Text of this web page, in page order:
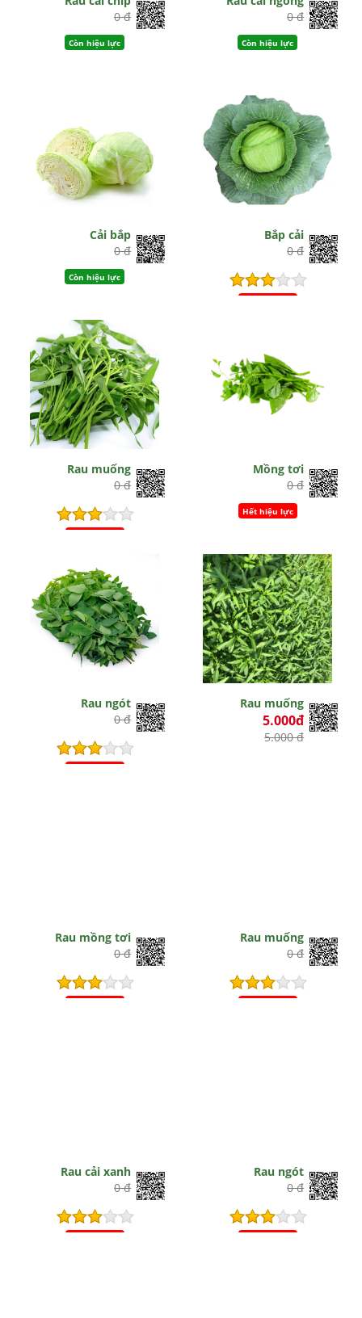
0 đ
Còn hiệu lực
0 đ
Còn hiệu lực
Cải bắp
0 đ
Còn hiệu lực
Bắp cải
0 đ
Rau muống
0 đ
Mồng tơi
0 đ
Hết hiệu lực
Rau ngót
0 đ
Rau muống
5.000đ
5.000 đ
Rau mồng tơi
0 đ
Rau muống
0 đ
Rau cải xanh
0 đ
Rau ngót
0 đ